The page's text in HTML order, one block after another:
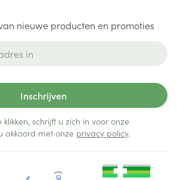
nieuwe producten en promoties
Inschrijven
schrijft u zich in voor onze
akkoord met onze privacy policy.